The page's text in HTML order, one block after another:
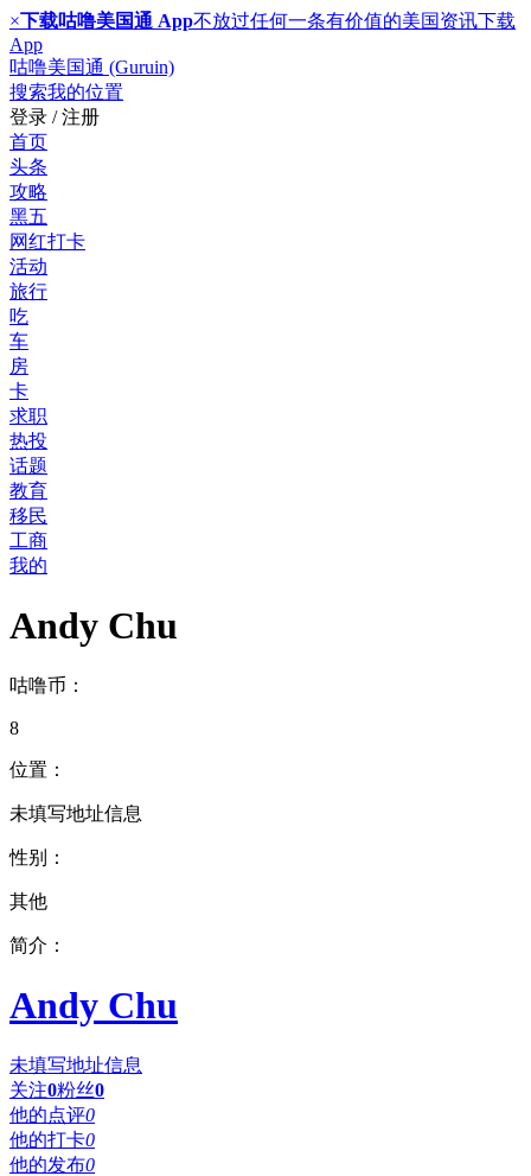
×下载咕噜美国通 App不放过任何一条有价值的美国资讯下载
App
咕噜美国通 (Guruin)
搜索我的位置
登录 / 注册
首页
头条
攻略
黑五
网红打卡
活动
旅行
吃
车
房
卡
求职
热投
话题
教育
移民
工商
我的
Andy Chu
咕噜币：
8
位置：
未填写地址信息
性别：
其他
简介：
Andy Chu
未填写地址信息
关注0粉丝0
他的点评0
他的打卡0
他的发布0